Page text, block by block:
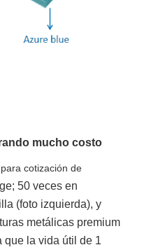
mucho costo
cotización de
50 veces en
(foto izquierda), y
metálicas premium
que la vida útil de 1